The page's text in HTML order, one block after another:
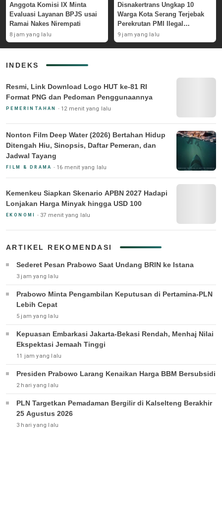
Anggota Komisi IX Minta
Evaluasi Layanan BPJS usai
Ramai Nakes Nirempati
8 jam yang lalu
Disnakertrans Ungkap 10
Warga Kota Serang Terjebak
Perekrutan PMI Ilegal
Sepanjang 2026
9 jam yang lalu
INDEKS
Resmi, Link Download Logo HUT ke-81 RI
Format PNG dan Pedoman Penggunaannya
PEMERINTAHAN 12 menit yang lalu
Nonton Film Deep Water (2026) Bertahan Hidup
Ditengah Hiu, Sinopsis, Daftar Pemeran, dan
Jadwal Tayang
FILM & DRAMA 16 menit yang lalu
Kemenkeu Siapkan Skenario APBN 2027 Hadapi
Lonjakan Harga Minyak hingga USD 100
EKONOMI 37 menit yang lalu
ARTIKEL REKOMENDASI
Sederet Pesan Prabowo Saat Undang BRIN ke Istana
3 jam yang lalu
Prabowo Minta Pengambilan Keputusan di Pertamina-PLN
Lebih Cepat
5 jam yang lalu
Kepuasan Embarkasi Jakarta-Bekasi Rendah, Menhaj Nilai
Ekspektasi Jemaah Tinggi
11 jam yang lalu
Presiden Prabowo Larang Kenaikan Harga BBM Bersubsidi
2 hari yang lalu
PLN Targetkan Pemadaman Bergilir di Kalselteng Berakhir
25 Agustus 2026
3 hari yang lalu